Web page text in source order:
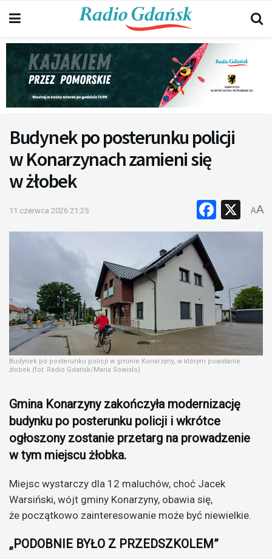
Budynek po posterunku policji
w Konarzynach zamieni się
w żłobek
11 czerwca 2026 21:25 X
AA
Budynek po posterunku policji w gminie Konarzyny, w którym powstanie
żłobek (fot. Radio Gdańsk/Maria Sowisło)
Gmina Konarzyny zakończyła modernizację
budynku po posterunku policji i wkrótce
ogłoszony zostanie przetarg na prowadzenie
w tym miejscu żłobka.
Miejsc wystarczy dla 12 maluchów, choć Jacek
Warsiński, wójt gminy Konarzyny, obawia się,
że początkowo zainteresowanie może być niewielkie.
„PODOBNIE BYŁO Z PRZEDSZKOLEM”